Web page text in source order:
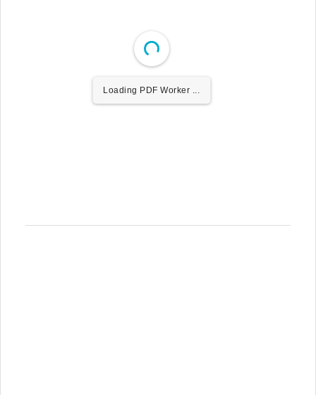
Loading PDF Worker ...